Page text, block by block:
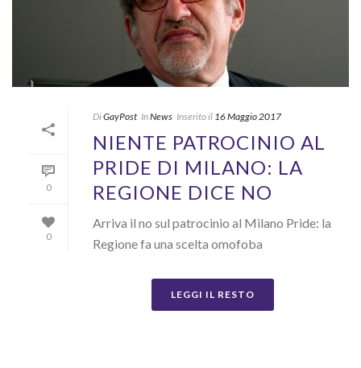
0
0
DiGayPost InNews Inserito il 16 Maggio 2017
NIENTE PATROCINIO AL
PRIDE DI MILANO: LA
REGIONE DICE NO
Arriva il no sul patrocinio al Milano Pride: la
Regione fa una scelta omofoba
LEGGI IL RESTO